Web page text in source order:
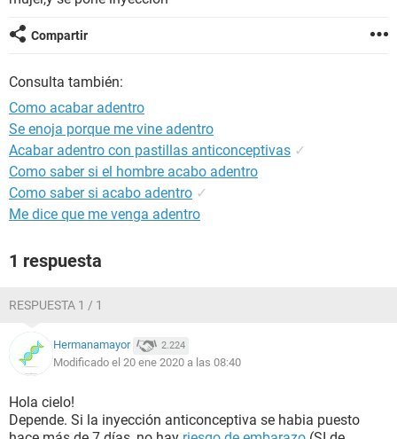
Compartir
Consulta también:
Como acabar adentro
Se enoja porque me vine adentro
Acabar adentro con pastillas anticonceptivas ✓
Como saber si el hombre acabo adentro
Como saber si acabo adentro ✓
Me dice que me venga adentro
1 respuesta
RESPUESTA 1 / 1
Hermanamayor 2.224
Modificado el 20 ene 2020 a las 08:40
Hola cielo!
Depende. Si la inyección anticonceptiva se habia puesto